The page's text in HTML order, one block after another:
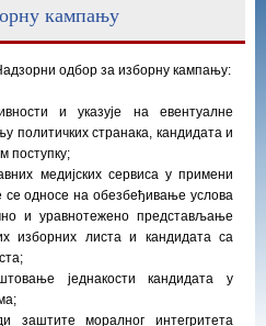
кампању
одбор за изборну кампању:
и указује на евентуалне
политичких странака, кандидата и
поступку;
медијских сервиса у примени
се односе на обезбеђивање услова
и уравнотежено представљање
изборних листа и кандидата са
једнакости кандидата у
заштите моралног интегритета